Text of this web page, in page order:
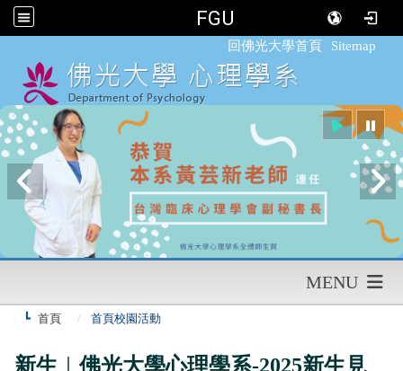
FGU
回佛光大學首頁 Sitemap
MENU
首頁 首頁校園活動
新生 ｜佛光大學心理學系-2025新生見